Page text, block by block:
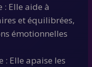
: Elle aide à
et équilibrées,
émotionnelles
Elle apaise les